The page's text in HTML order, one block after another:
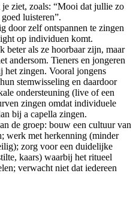
ziet, zoals: “Mooi dat jullie zo
luisteren”.
door zelf ontspannen te zingen
op individuen komt.
beter als ze hoorbaar zijn, maar
andersom. Tieners en jongeren
zingen. Vooral jongens
stemwisseling en daardoor
ondersteuning (live of een
zingen omdat individuele
bij a capella zingen.
de groep: bouw een cultuur van
werk met herkenning (minder
zorg voor een duidelijke
kaars) waarbij het ritueel
verwacht niet dat iedereen